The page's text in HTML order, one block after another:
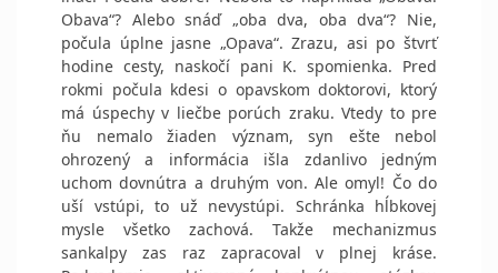
Obava“? Alebo snáď „oba dva, oba dva“? Nie,
počula úplne jasne „Opava“.Zrazu, asi po štvrť
hodine cesty, naskočí pani K. spomienka. Pred
rokmi počula kdesi o opavskom doktorovi, ktorý
má úspechy v liečbe porúch zraku. Vtedy to pre
ňu nemalo žiaden význam, syn ešte nebol
ohrozený a informácia išla zdanlivo jedným
uchom dovnútra a druhým von. Ale omyl! Čo do
uší vstúpi, to už nevystúpi. Schránka hĺbkovej
mysle všetko zachová. Takže mechanizmus
sankalpy zas raz zapracoval v plnej kráse.